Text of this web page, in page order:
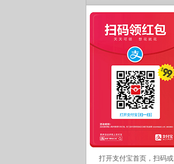
打开支付宝首页，扫码或